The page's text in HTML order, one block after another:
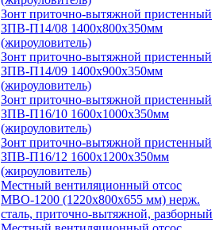
Зонт приточно-вытяжной пристенный
ЗПВ-П14/08 1400х800х350мм
(жироуловитель)
Зонт приточно-вытяжной пристенный
ЗПВ-П14/09 1400х900х350мм
(жироуловитель)
Зонт приточно-вытяжной пристенный
ЗПВ-П16/10 1600х1000х350мм
(жироуловитель)
Зонт приточно-вытяжной пристенный
ЗПВ-П16/12 1600х1200х350мм
(жироуловитель)
Местный вентиляционный отсос
МВО-1200 (1220х800х655 мм) нерж.
сталь, приточно-вытяжной, разборный